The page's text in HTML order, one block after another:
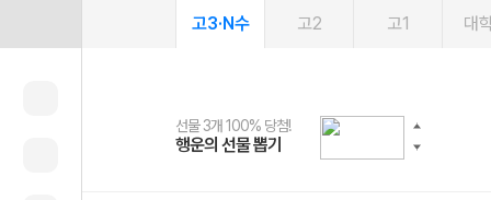
고3·N수 고2 고1 대
선물 3개 100% 당첨!
행운의 선물 뽑기
선물 100% 증정!
메가스터디 X 올리브
여름방학 스터디 캐시백
메가런 썸머스쿨
2027 러셀 단과
강사 공개선발
스마트러닝앱
설문 EVENT
메가패스
3일 무료 체험권
메가패스 수강생 무료혜택!
메가클럽 멤버십
사회공헌 캠페인
희망이룸 메가나눔